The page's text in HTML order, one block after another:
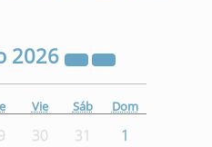
2026
Vie Sáb Dom
30 31
1